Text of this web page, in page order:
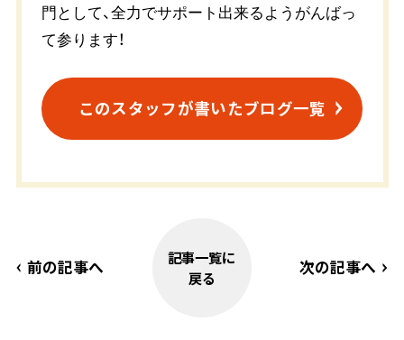
門として、全力でサポート出来るようがんばっ
て参ります！
このスタッフが書いたブログ一覧
前の記事へ
記事一覧に
戻る
次の記事へ